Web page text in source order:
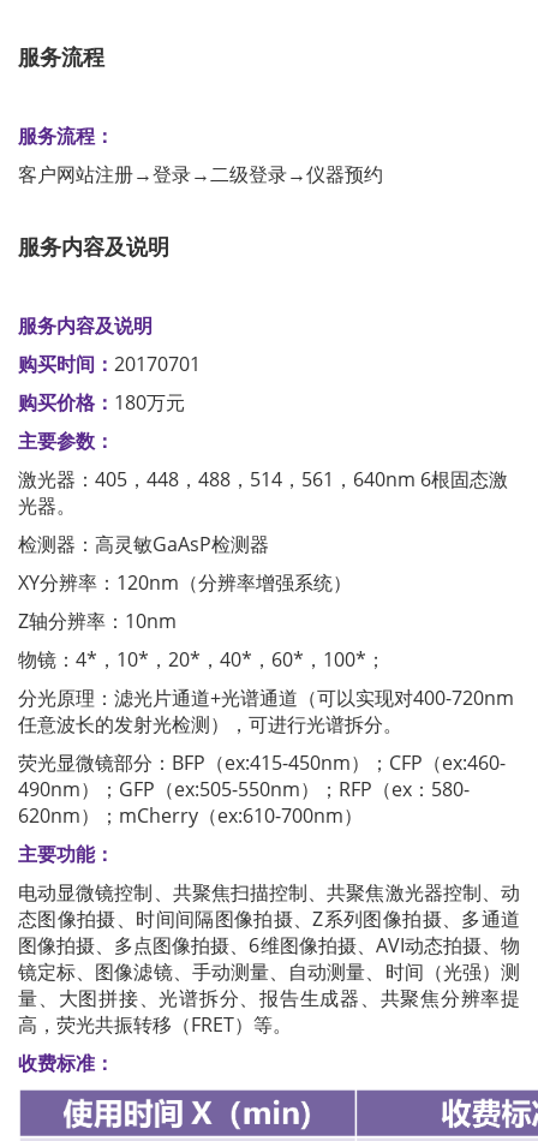
服务流程
服务流程：
客户网站注册→登录→二级登录→仪器预约
服务内容及说明
服务内容及说明
购买时间： 20170701
购买价格： 180万元
主要参数：
激光器：405，448，488，514，561，640nm 6根固态激
光器。
检测器：高灵敏GaAsP检测器
XY分辨率：120nm（分辨率增强系统）
Z轴分辨率：10nm
物镜：4*，10*，20*，40*，60*，100*；
分光原理：滤光片通道+光谱通道（可以实现对400-720nm
任意波长的发射光检测），可进行光谱拆分。
荧光显微镜部分：BFP（ex:415-450nm）；CFP（ex:460-
490nm）；GFP（ex:505-550nm）；RFP（ex：580-
620nm）；mCherry（ex:610-700nm）
主要功能：
电动显微镜控制、共聚焦扫描控制、共聚焦激光器控制、动
态图像拍摄、时间间隔图像拍摄、Z系列图像拍摄、多通道
图像拍摄、多点图像拍摄、6维图像拍摄、AVI动态拍摄、物
镜定标、图像滤镜、手动测量、自动测量、时间（光强）测
量、大图拼接、光谱拆分、报告生成器、共聚焦分辨率提
高，荧光共振转移（FRET）等。
收费标准：